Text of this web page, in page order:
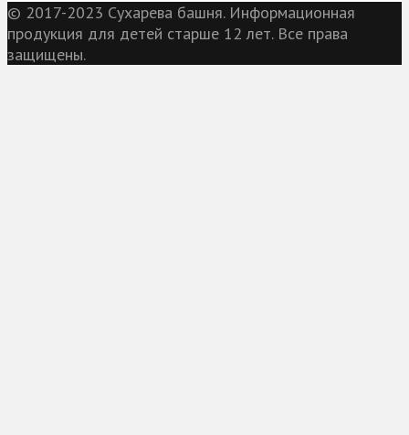
© 2017-2023 Сухарева башня. Информационная
продукция для детей старше 12 лет. Все права
защищены.